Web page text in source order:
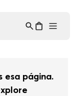
esa página.
⋮